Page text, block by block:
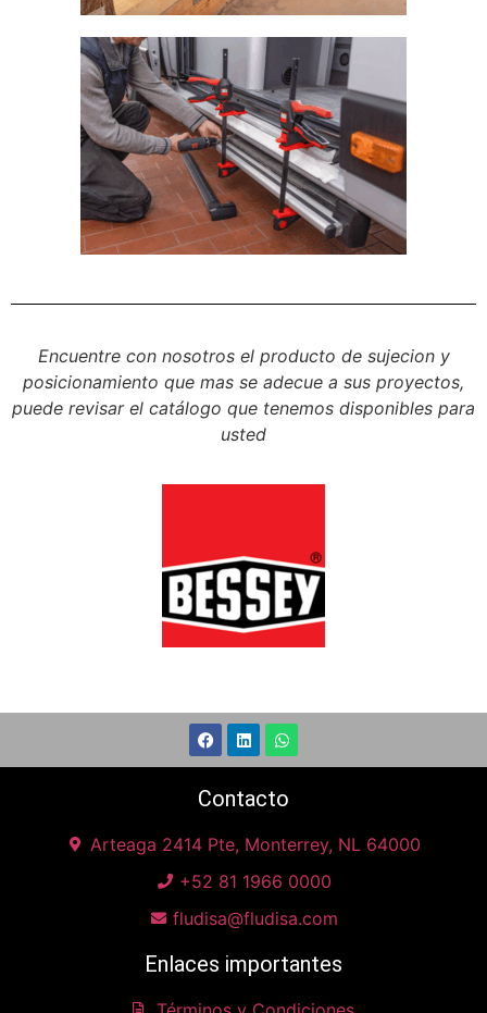
Encuentre con nosotros el producto de sujecion y
posicionamiento que mas se adecue a sus proyectos,
puede revisar el catálogo que tenemos disponibles para
usted
Contacto
Arteaga 2414 Pte, Monterrey, NL 64000
+52 81 1966 0000
fludisa@fludisa.com
Enlaces importantes